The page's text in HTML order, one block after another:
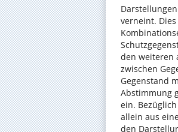
verneint.
den weiteren
zwischen
Gegenstand
Abstimmung
ein.
allein aus
den